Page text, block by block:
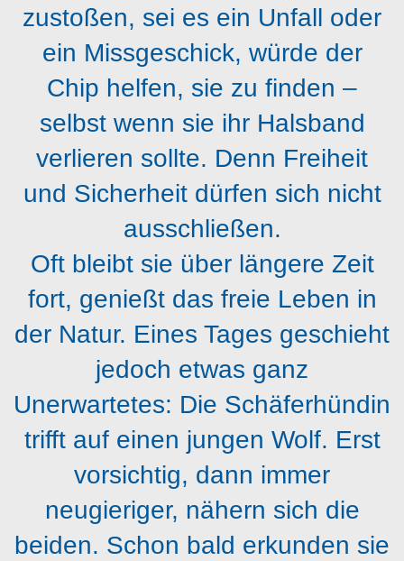
zustoßen, sei es ein Unfall oder
ein Missgeschick, würde der
Chip helfen, sie zu finden –
selbst wenn sie ihr Halsband
verlieren sollte. Denn Freiheit
und Sicherheit dürfen sich nicht
ausschließen.
Oft bleibt sie über längere Zeit
fort, genießt das freie Leben in
der Natur. Eines Tages geschieht
jedoch etwas ganz
Unerwartetes: Die Schäferhündin
trifft auf einen jungen Wolf. Erst
vorsichtig, dann immer
neugieriger, nähern sich die
beiden. Schon bald erkunden sie